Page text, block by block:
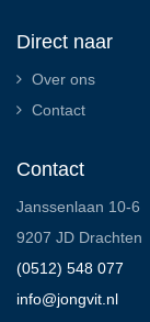
Direct naar
Over ons
Contact
Contact
Janssenlaan 10-6
9207 JD Drachten
(0512) 548 077
info@jongvit.nl